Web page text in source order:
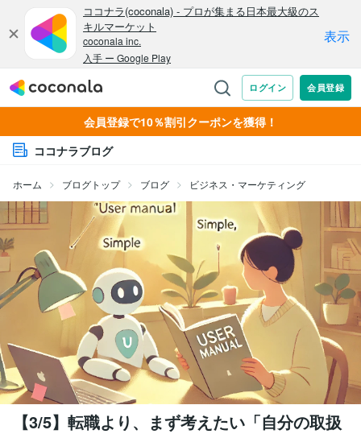
会員登録で10％割引クーポンを獲得！
ココナラブログ
ホーム ブログトップ ブログ ビジネス・マーケティング
【3/5】転職より、まず考えたい「自分の取扱